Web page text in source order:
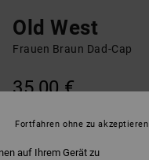
Old West
Frauen Braun Dad-Cap
35,00 €
FARBEChocolate Torte
auf Ihrem Gerät zu
Fortfahren ohne zu akzeptieren